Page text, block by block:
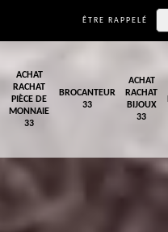
ÊTRE RAPPELÉ
ACHAT
RACHAT
PIÈCE DE
MONNAIE
33
BROCANTEUR
33
ACHAT
RACHAT
BIJOUX
33